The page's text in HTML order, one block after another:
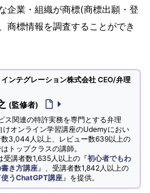
企業・組織が商標(商標出願・登
商標情報を調査することができ
ンテグレーション株式会社 CEO/弁理
(監修者)
ス関連の特許実務を専門とする弁理
けオンライン学習講座のUdemyにおい
数3,044人以上、レビュー数639以上の
トップクラスの講師。
受講者数1,635人以上の『初心者でもわ
き方講座 』、受講者数1,842人以上の
うChatGPT講座 』を提供。